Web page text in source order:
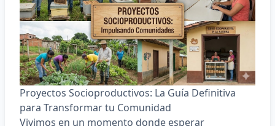
Proyectos Socioproductivos: La Guía Definitiva
para Transformar tu Comunidad
Vivimos en un momento donde esperar